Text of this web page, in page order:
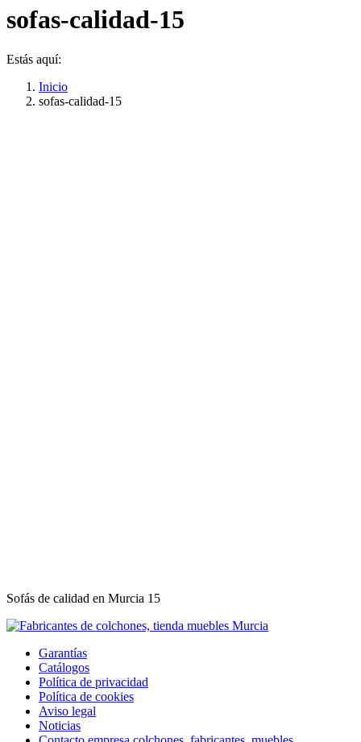
sofas-calidad-15
Estás aquí:
Inicio
sofas-calidad-15
Sofás de calidad en Murcia 15
Garantías
Catálogos
Política de privacidad
Política de cookies
Aviso legal
Noticias